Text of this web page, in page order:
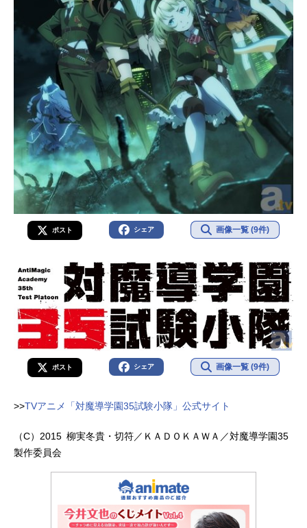
ポスト シェア 画像一覧 (9件)
ポスト シェア 画像一覧 (9件)
>>TVアニメ「対魔導学園35試験小隊」公式サイト
（C）2015 柳実冬貴・切符／ＫＡＤＯＫＡＷＡ／対魔導学園35
製作委員会